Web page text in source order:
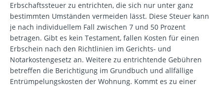
Erbschaftssteuer zu entrichten, die sich nur unter ganz
bestimmten Umständen vermeiden lässt. Diese Steuer kann
je nach individuellem Fall zwischen 7 und 50 Prozent
betragen. Gibt es kein Testament, fallen Kosten für einen
Erbschein nach den Richtlinien im Gerichts- und
Notarkostengesetz an. Weitere zu entrichtende Gebühren
betreffen die Berichtigung im Grundbuch und allfällige
Entrümpelungskosten der Wohnung. Kommt es zu einer